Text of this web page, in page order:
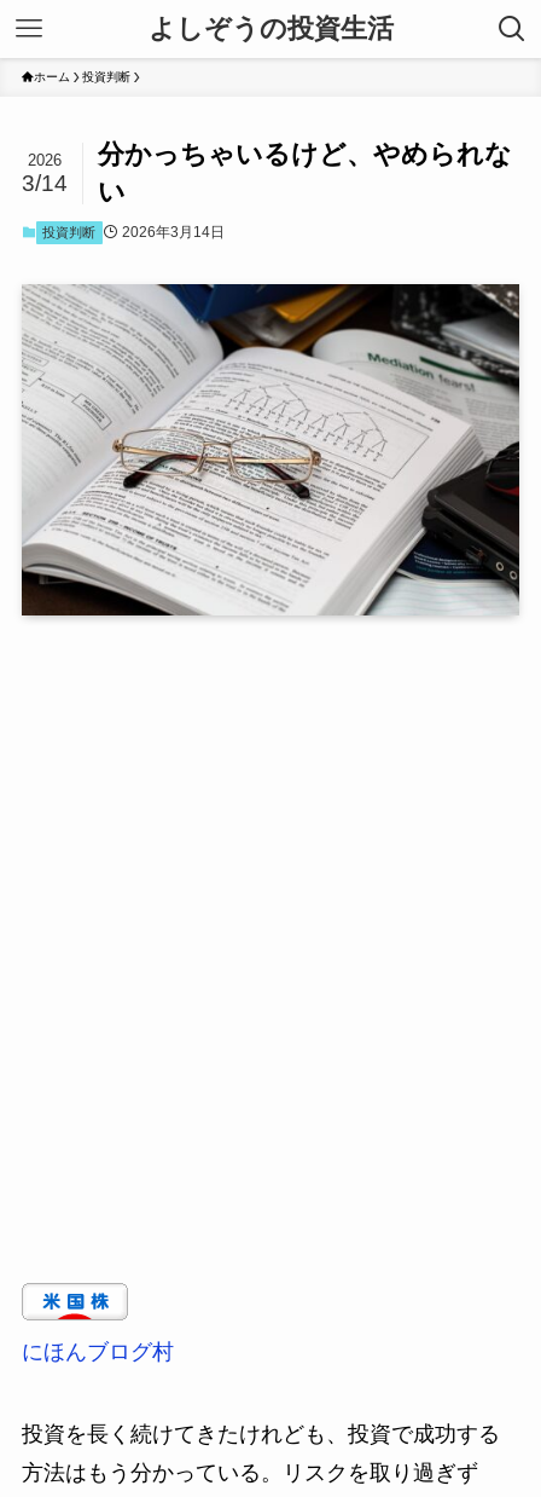
よしぞうの投資生活
ホーム 投資判断
分かっちゃいるけど、やめられな
い
2026
3/14
投資判断 2026年3月14日
にほんブログ村
投資を長く続けてきたけれども、投資で成功する
方法はもう分かっている。リスクを取り過ぎず